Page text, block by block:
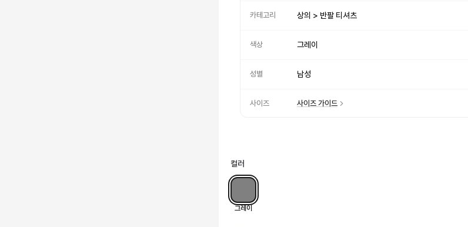
카테고리 상의 > 반팔 티셔츠
색상 그레이
성별 남성
사이즈 사이즈 가이드
컬러
그레이